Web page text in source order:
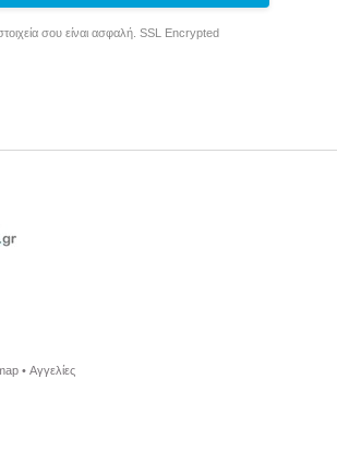
σου είναι ασφαλή. SSL Encrypted
• Αγγελίες